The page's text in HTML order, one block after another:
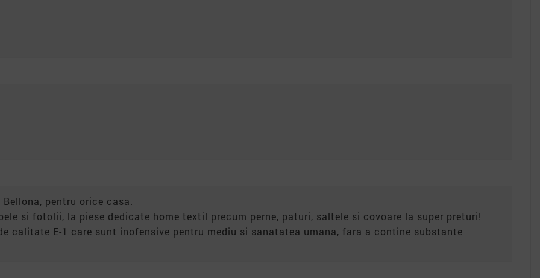
pentru orice casa.
si fotolii, la piese dedicate home textil precum perne, paturi, saltele si covoare la super preturi!
calitate E-1 care sunt inofensive pentru mediu si sanatatea umana, fara a contine substante